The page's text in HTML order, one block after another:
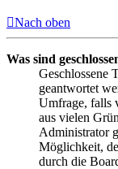
Nach oben
Was sind
Geschlossene
geantwortet
Umfrage, falls
aus vielen
Administrator
Möglichkeit,
durch die